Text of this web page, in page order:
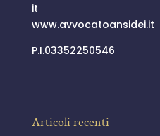
it
www.avvocatoansidei.it
P.I.03352250546
Articoli recenti